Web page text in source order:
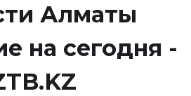
Алматы
на сегодня -